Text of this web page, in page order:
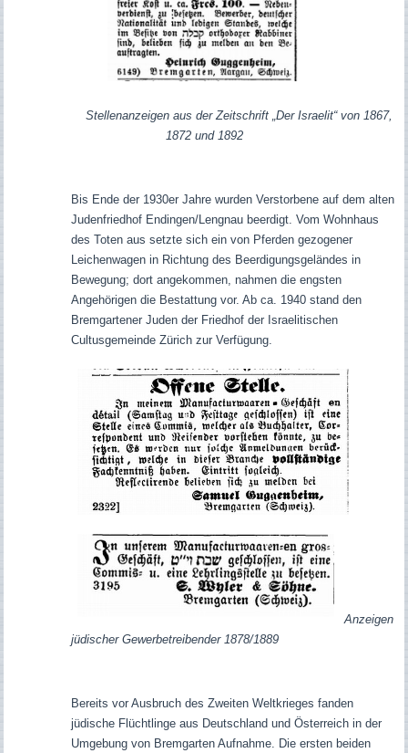
Stellenanzeigen aus der Zeitschrift „Der Israelit“ von 1867,
1872 und 1892
Bis Ende der 1930er Jahre wurden Verstorbene auf dem alten
Judenfriedhof Endingen/Lengnau beerdigt. Vom Wohnhaus
des Toten aus setzte sich ein von Pferden gezogener
Leichenwagen in Richtung des Beerdigungsgeländes in
Bewegung; dort angekommen, nahmen die engsten
Angehörigen die Bestattung vor. Ab ca. 1940 stand den
Bremgartener Juden der Friedhof der Israelitischen
Cultusgemeinde Zürich zur Verfügung.
Anzeigen
jüdischer Gewerbetreibender 1878/1889
Bereits vor Ausbruch des Zweiten Weltkrieges fanden
jüdische Flüchtlinge aus Deutschland und Österreich in der
Umgebung von Bremgarten Aufnahme. Die ersten beiden